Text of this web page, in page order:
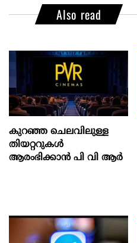
Also read
കുറഞ്ഞ ചെലവിലുള്ള
തിയറ്ററുകൾ
ആരംഭിക്കാൻ പി വി ആർ